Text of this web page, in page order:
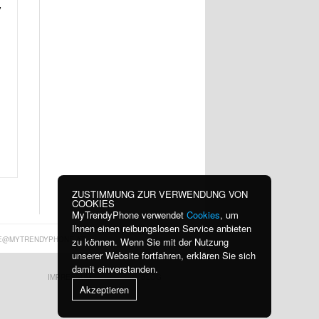
IMPRESSUM
ZUSTIMMUNG ZUR VERWENDUNG VON
COOKIES
MyTrendyPhone verwendet Cookies, um
Ihnen einen reibungslosen Service anbieten
zu können. Wenn Sie mit der Nutzung
unserer Website fortfahren, erklären Sie sich
damit einverstanden.
Akzeptieren